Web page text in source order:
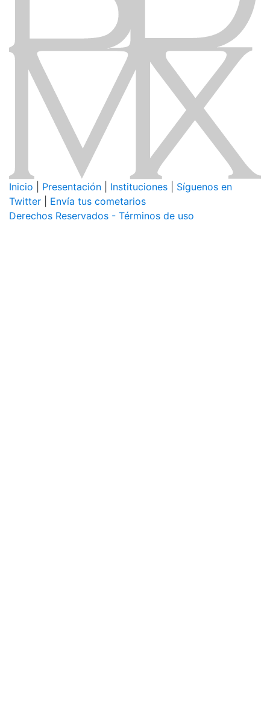
Inicio Presentación Instituciones
Síguenos en
Twitter
Envía tus cometarios
Derechos Reservados - Términos de uso